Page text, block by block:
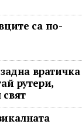
са по-
вратичка
рутери,